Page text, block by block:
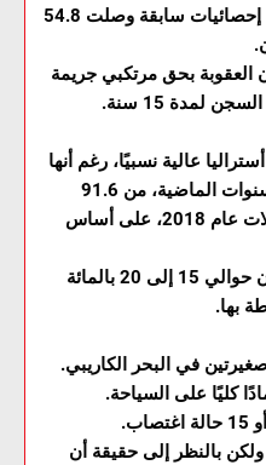
نسمة، مسجلة انخفاض كبير من إحصائيات سابقة وصلت 54.8
العقوبة بحق مرتكبي جريمة
لمدة 15 سنة.
عالية نسبيًا، رغم أنها
انخفضت بشكل كبير مقارنة بالسنوات الماضية، من 91.6
حالات عام 2003، إلى 28.6 حالات عام 2018، على أساس
ومع ذلك، تشير التقديرات إلى أن حوالي 15 إلى 20 بالمائة
بها.
في البحر الكاريبي.
كليًا على السياحة.
بالنظر إلى حقيقة أن